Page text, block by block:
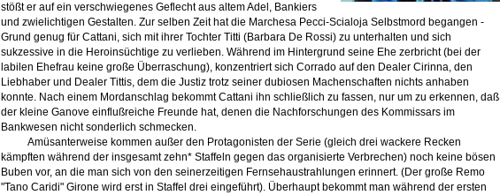
stößt er auf ein verschwiegenes Geflecht aus altem Adel, Bankiers
und zwielichtigen Gestalten. Zur selben Zeit hat die Marchesa Pecci-Scialoja Selbstmord begangen -
Grund genug für Cattani, sich mit ihrer Tochter Titti (Barbara De Rossi) zu unterhalten und sich
sukzessive in die Heroinsüchtige zu verlieben. Während im Hintergrund seine Ehe zerbricht (bei der
labilen Ehefrau keine große Überraschung), konzentriert sich Corrado auf den Dealer Cirinna, den
Liebhaber und Dealer Tittis, dem die Justiz trotz seiner dubiosen Machenschaften nichts anhaben
konnte. Nach einem Mordanschlag bekommt Cattani ihn schließlich zu fassen, nur um zu erkennen, daß
der kleine Ganove einflußreiche Freunde hat, denen die Nachforschungen des Kommissars im
Bankwesen nicht sonderlich schmecken.
Amüsanterweise kommen außer den Protagonisten der Serie (gleich drei wackere Recken
kämpften während der insgesamt zehn* Staffeln gegen das organisierte Verbrechen) noch keine bösen
Buben vor, an die man sich von den seinerzeitigen Fernsehaustrahlungen erinnert. (Der große Remo
"Tano Caridi" Girone wird erst in Staffel drei eingeführt). Überhaupt bekommt man während der ersten